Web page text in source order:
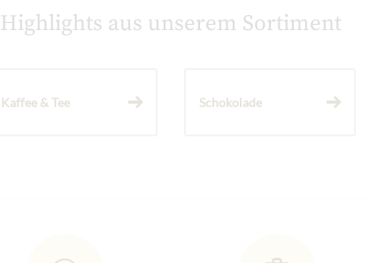
Highlights aus unserem Sortiment
Kaffee & Tee Schokolade